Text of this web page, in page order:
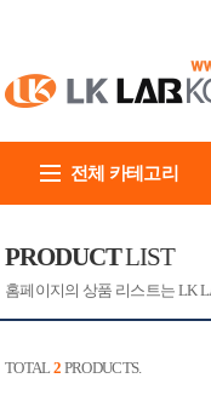
전체 카테고리
PRODUCTLIST
홈페이지의 상품 리스트는 LK
TOTAL 2 PRODUCTS.